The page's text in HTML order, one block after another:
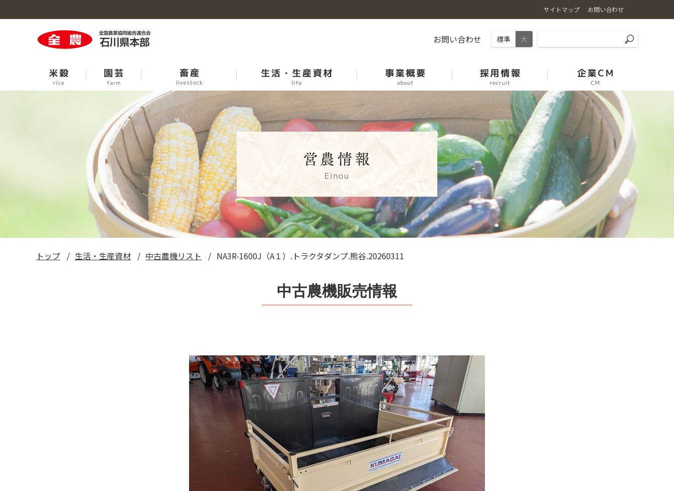
サイトマップ お問い合わせ
お問い合わせ 標準 大
石川のお米 石川の麦
産地紹介 園芸振興の取組
青果市場臨時休開市日程 青果物生産履歴記帳運動
牛の個体識別情報検索サービス 石川県市場等開催日程表 能登牛
生活・生産資材のトップへ 中古農機リスト 中古農機展示場案内
中古農機お取引条件 ＪＡオートいしかわ
事業概要のトップへ 各課紹介 採用情報
トップ 生活・生産資材 中古農機リスト NA3R-1600J（A１）.トラクタダンプ.熊谷.20260311
中古農機販売情報